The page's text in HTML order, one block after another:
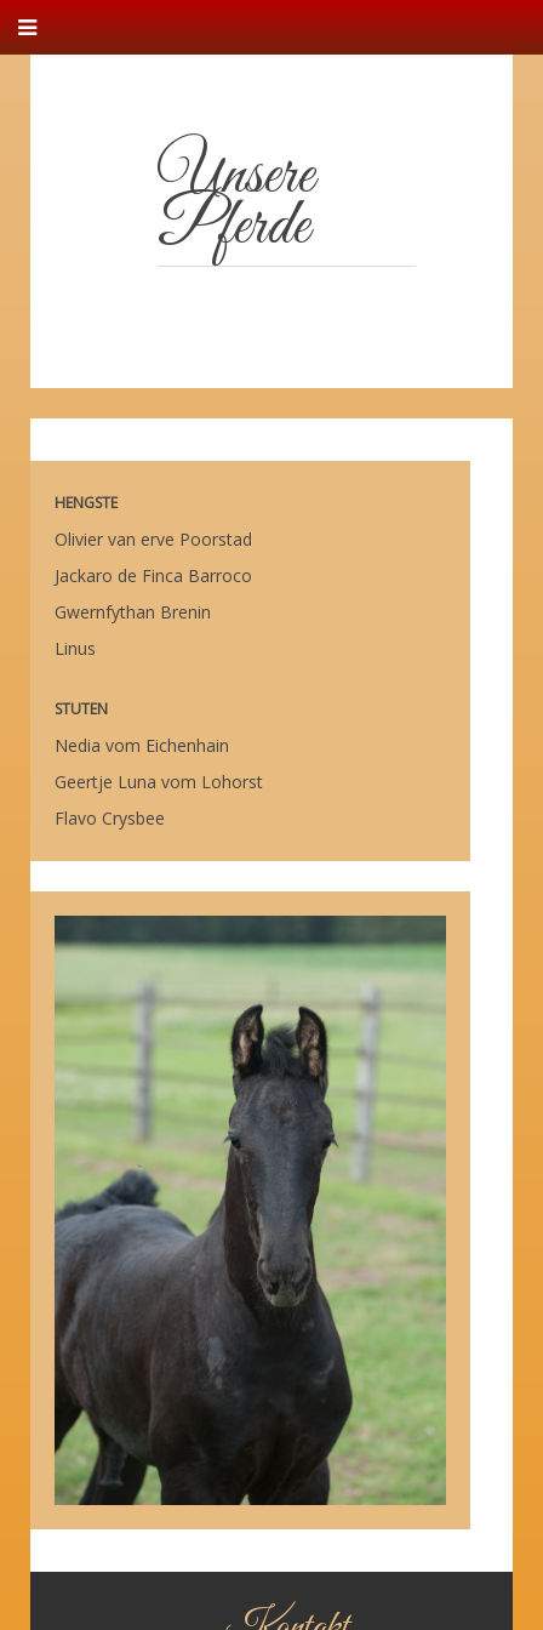
Unsere
Pferde
HENGSTE
Olivier van erve Poorstad
Jackaro de Finca Barroco
Gwernfythan Brenin
Linus
STUTEN
Nedia vom Eichenhain
Geertje Luna vom Lohorst
Flavo Crysbee